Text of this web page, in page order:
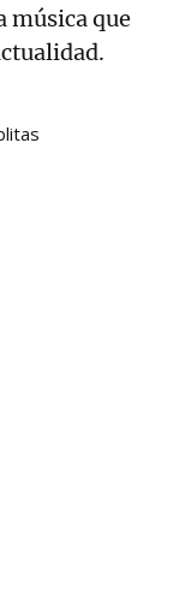
música que